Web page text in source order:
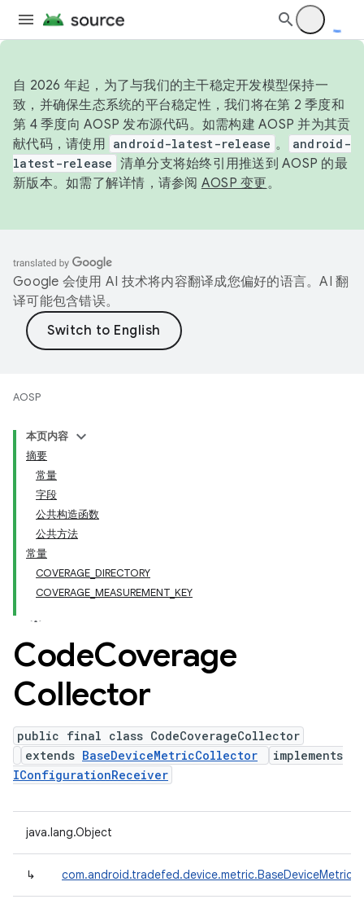
自 2026 年起，为了与我们的主干稳定开发模型保持一
致，并确保生态系统的平台稳定性，我们将在第 2 季度和
第 4 季度向 AOSP 发布源代码。如需构建 AOSP 并为其贡
献代码，请使用 android-latest-release 。
android-
latest-release 清单分支将始终引用推送到 AOSP 的最
新版本。如需了解详情，请参阅 AOSP 变更。
Google 会使用 AI 技术将内容翻译成您偏好的语言。AI 翻
译可能包含错误。
AOSP
本页内容
摘要
常量
字段
公共构造函数
公共方法
常量
COVERAGE_DIRECTORY
COVERAGE_MEASUREMENT_KEY
CodeCoverage
Collector
public final class CodeCoverageCollector
extends BaseDeviceMetricCollector
implements
IConfigurationReceiver
java.lang.Object
↳